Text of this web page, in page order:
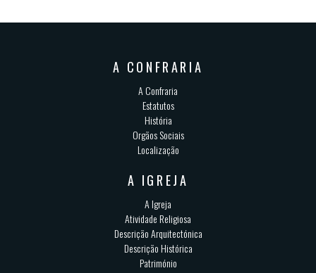
A CONFRARIA
A Confraria
Estatutos
História
Orgãos Sociais
Localização
A IGREJA
A Igreja
Atividade Religiosa
Descrição Arquitectónica
Descrição Histórica
Património